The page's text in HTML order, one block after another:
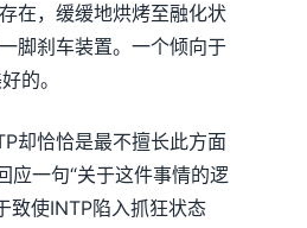
在，缓缓地烘烤至融化状
脚刹车装置。一个倾向于
的。
却恰恰是最不擅长此方面
应一句“关于这件事情的逻
致使INTP陷入抓狂状态